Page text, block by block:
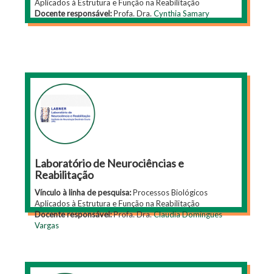
Aplicados à Estrutura e Função na Reabilitação
Docente responsável:Profa. Dra. Cynthia Samary
Laboratório de Neurociências e
Reabilitação
Vínculo à linha de pesquisa:Processos Biológicos
Aplicados à Estrutura e Função na Reabilitação
Docente responsável:Profa. Dra.Claudia Domingues
Vargas